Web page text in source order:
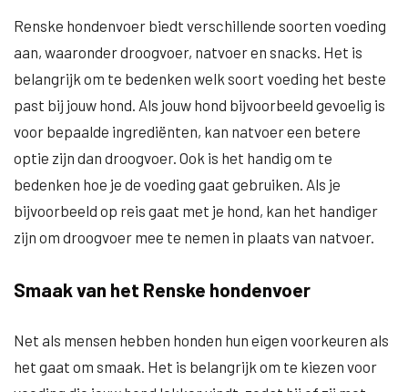
Renske hondenvoer biedt verschillende soorten voeding
aan, waaronder droogvoer, natvoer en snacks. Het is
belangrijk om te bedenken welk soort voeding het beste
past bij jouw hond. Als jouw hond bijvoorbeeld gevoelig is
voor bepaalde ingrediënten, kan natvoer een betere
optie zijn dan droogvoer. Ook is het handig om te
bedenken hoe je de voeding gaat gebruiken. Als je
bijvoorbeeld op reis gaat met je hond, kan het handiger
zijn om droogvoer mee te nemen in plaats van natvoer.
Smaak van het Renske hondenvoer
Net als mensen hebben honden hun eigen voorkeuren als
het gaat om smaak. Het is belangrijk om te kiezen voor